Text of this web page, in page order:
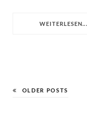
WEITERLESEN...
OLDER POSTS